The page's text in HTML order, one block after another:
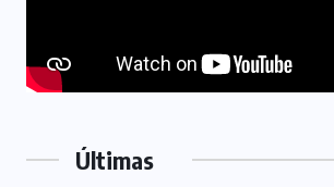
Últimas